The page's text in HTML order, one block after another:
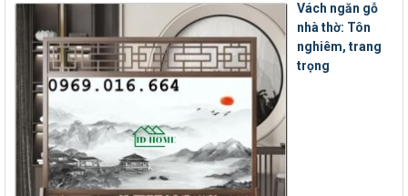
Vách ngăn gỗ
nhà thờ: Tôn
nghiêm, trang
trọng